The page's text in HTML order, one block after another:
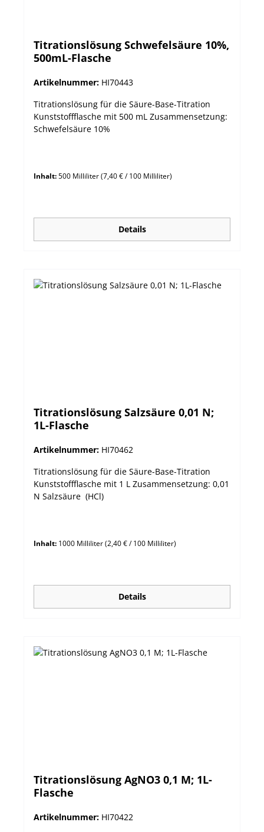
Titrationslösung Schwefelsäure 10%,
500mL-Flasche
Artikelnummer: HI70443
Titrationslösung für die Säure-Base-Titration
Kunststoffflasche mit 500 mL Zusammensetzung:
Schwefelsäure 10%
Inhalt:500 Milliliter(7,40 € / 100 Milliliter)
Details
Titrationslösung Salzsäure 0,01 N;
1L-Flasche
Artikelnummer: HI70462
Titrationslösung für die Säure-Base-Titration
Kunststoffflasche mit 1 L Zusammensetzung: 0,01
N Salzsäure (HCl)
Inhalt: 1000 Milliliter(2,40 € / 100 Milliliter)
Details
Titrationslösung AgNO3 0,1 M; 1L-
Flasche
Artikelnummer: HI70422